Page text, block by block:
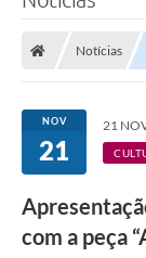
Transparência
SIC
Secretarias
Notícias
NOV
21
21
com a peça